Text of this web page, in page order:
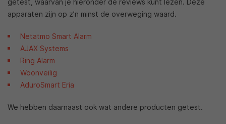
getest, waarvan je hieronder de reviews kunt lezen. Deze
apparaten zijn op z’n minst de overweging waard.
Netatmo Smart Alarm
AJAX Systems
Ring Alarm
Woonveilig
AduroSmart Eria
We hebben daarnaast ook wat andere producten getest.